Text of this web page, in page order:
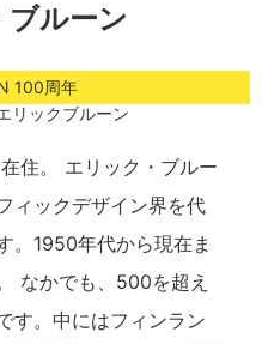
ルーン
100周年
住。 エリック・ブルー
ィックデザイン界を代
。1950年代から現在ま
なかでも、500を超え
す。中にはフィンラン